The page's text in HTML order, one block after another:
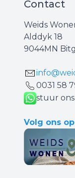
Contact
Weids
Alddyk 18
9044MN
0031 ‪58
stuur
Volg ons